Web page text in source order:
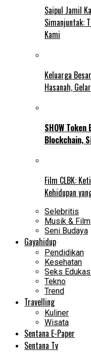
Saipul Jamil
Simanjuntak:
Kami
Keluarga
Hasanah,
SHOW
Blockchain,
Film CLBK:
Kehidupan
Selebritis
Musik & Film
Seni Budaya
Gayahidup
Pendidikan
Kesehatan
Seks
Tekno
Trend
Travelling
Kuliner
Wisata
Sentana E-Paper
Sentana Tv